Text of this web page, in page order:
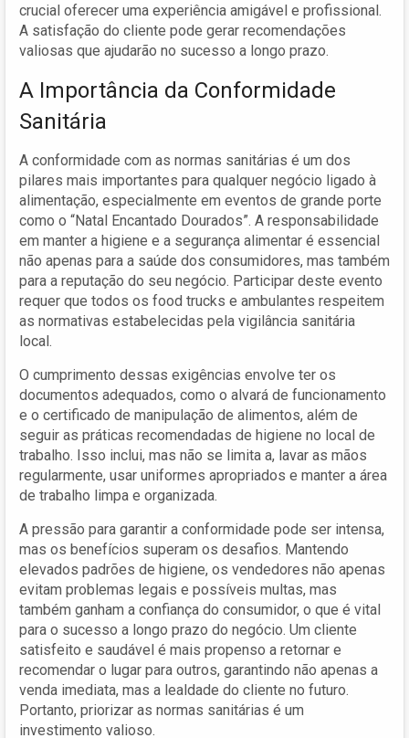
crucial oferecer uma experiência amigável e profissional.
A satisfação do cliente pode gerar recomendações
valiosas que ajudarão no sucesso a longo prazo.
A Importância da Conformidade
Sanitária
A conformidade com as normas sanitárias é um dos
pilares mais importantes para qualquer negócio ligado à
alimentação, especialmente em eventos de grande porte
como o “Natal Encantado Dourados”. A responsabilidade
em manter a higiene e a segurança alimentar é essencial
não apenas para a saúde dos consumidores, mas também
para a reputação do seu negócio. Participar deste evento
requer que todos os food trucks e ambulantes respeitem
as normativas estabelecidas pela vigilância sanitária
local.
O cumprimento dessas exigências envolve ter os
documentos adequados, como o alvará de funcionamento
e o certificado de manipulação de alimentos, além de
seguir as práticas recomendadas de higiene no local de
trabalho. Isso inclui, mas não se limita a, lavar as mãos
regularmente, usar uniformes apropriados e manter a área
de trabalho limpa e organizada.
A pressão para garantir a conformidade pode ser intensa,
mas os benefícios superam os desafios. Mantendo
elevados padrões de higiene, os vendedores não apenas
evitam problemas legais e possíveis multas, mas
também ganham a confiança do consumidor, o que é vital
para o sucesso a longo prazo do negócio. Um cliente
satisfeito e saudável é mais propenso a retornar e
recomendar o lugar para outros, garantindo não apenas a
venda imediata, mas a lealdade do cliente no futuro.
Portanto, priorizar as normas sanitárias é um
investimento valioso.